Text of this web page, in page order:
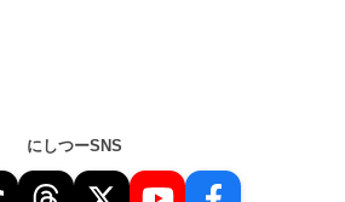
にしつーSNS